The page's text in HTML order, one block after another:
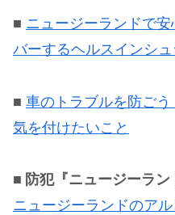
■ ニュージーランドで
バーするヘルスインシュ
■ 車のトラブルを防ご
気を付けたいこと
■ 防犯『ニュージーラン
ニュージーランドのア